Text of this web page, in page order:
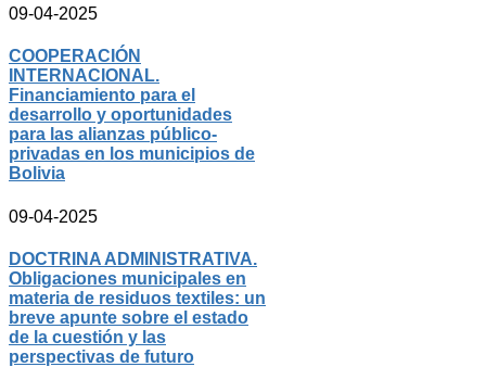
09-04-2025
COOPERACIÓN
INTERNACIONAL.
Financiamiento para el
desarrollo y oportunidades
para las alianzas público-
privadas en los municipios de
Bolivia
09-04-2025
DOCTRINA ADMINISTRATIVA.
Obligaciones municipales en
materia de residuos textiles: un
breve apunte sobre el estado
de la cuestión y las
perspectivas de futuro